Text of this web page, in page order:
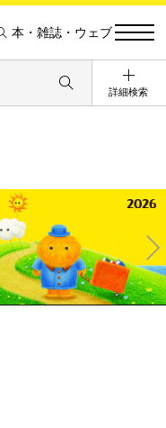
本・雑誌・ウェブ
詳細検索
Ne
xt